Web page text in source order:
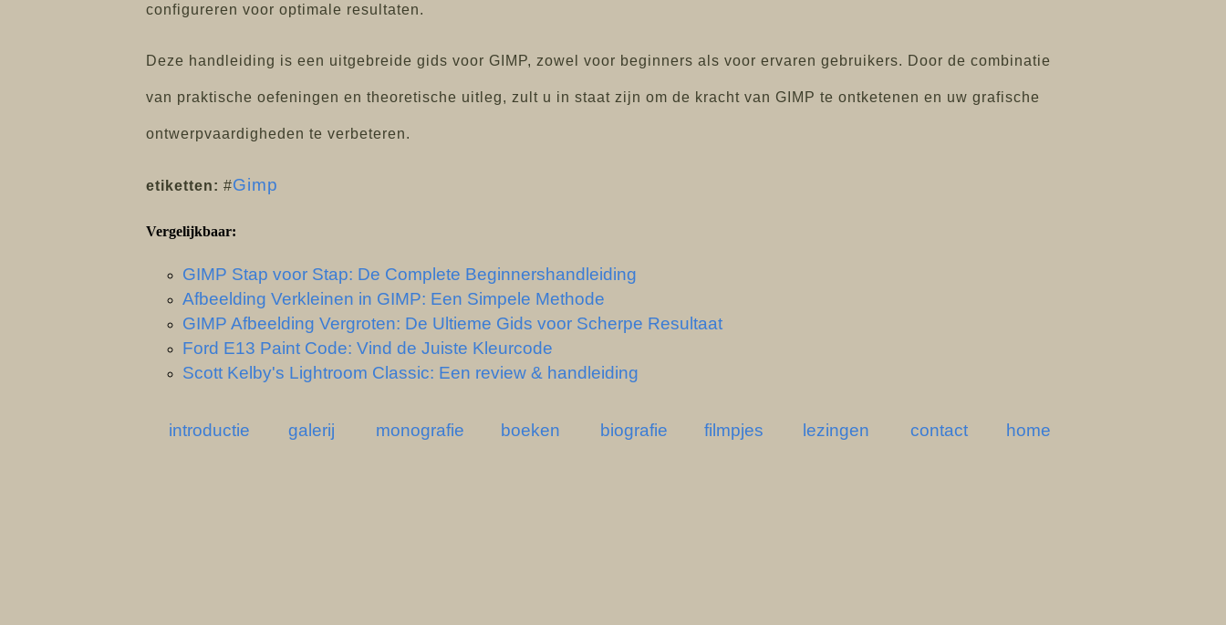
configureren voor optimale resultaten.
Deze handleiding is een uitgebreide gids voor GIMP, zowel voor beginners als voor ervaren gebruikers. Door de combinatie
van praktische oefeningen en theoretische uitleg, zult u in staat zijn om de kracht van GIMP te ontketenen en uw grafische
ontwerpvaardigheden te verbeteren.
etiketten: #Gimp
Vergelijkbaar:
GIMP Stap voor Stap: De Complete Beginnershandleiding
Afbeelding Verkleinen in GIMP: Een Simpele Methode
GIMP Afbeelding Vergroten: De Ultieme Gids voor Scherpe Resultaat
Ford E13 Paint Code: Vind de Juiste Kleurcode
Scott Kelby's Lightroom Classic: Een review & handleiding
introductie galerij monografie boeken biografie filmpjes lezingen contact home